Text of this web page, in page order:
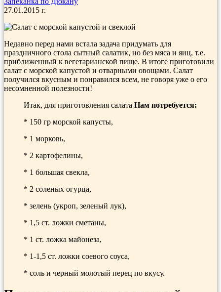
27.01.2015 г.
Недавно перед нами встала задача придумать для
праздничного стола сытный салатик, но без мяса и яиц, т.е.
приближенный к вегетарианской пище. В итоге приготовили
салат с морской капустой и отварными овощами. Салат
получился вкусным и понравился всем, не говоря уже о его
несомненной полезности!
Итак, для приготовления салата Нам потребуется:
* 150 гр морской капусты,
* 1 морковь,
* 2 картофелины,
* 1 большая свекла,
* 2 соленых огурца,
* зелень (укроп, зеленый лук),
* 1,5 ст. ложки сметаны,
* 1 ст. ложка майонеза,
* 1-1,5 ст. ложки соевого соуса,
* соль и черный молотый перец по вкусу.